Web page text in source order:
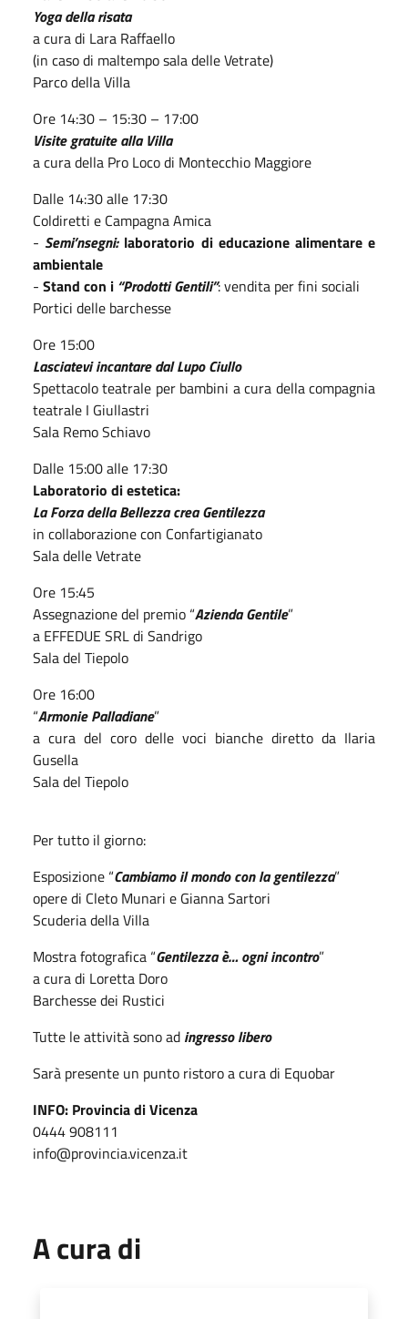
Yoga della risata
a cura di Lara Raffaello
(in caso di maltempo sala delle Vetrate)
Parco della Villa
Ore 14:30 – 15:30 – 17:00
Visite gratuite alla Villa
a cura della Pro Loco di Montecchio Maggiore
Dalle 14:30 alle 17:30
Coldiretti e Campagna Amica
- Semi’nsegni: laboratorio di educazione alimentare e
ambientale
- Stand con i “Prodotti Gentili”: vendita per fini sociali
Portici delle barchesse
Ore 15:00
Lasciatevi incantare dal Lupo Ciullo
Spettacolo teatrale per bambini a cura della compagnia
teatrale I Giullastri
Sala Remo Schiavo
Dalle 15:00 alle 17:30
Laboratorio di estetica:
La Forza della Bellezza crea Gentilezza
in collaborazione con Confartigianato
Sala delle Vetrate
Ore 15:45
Assegnazione del premio “Azienda Gentile”
a EFFEDUE SRL di Sandrigo
Sala del Tiepolo
Ore 16:00
“Armonie Palladiane”
a cura del coro delle voci bianche diretto da Ilaria
Gusella
Sala del Tiepolo
Per tutto il giorno:
Esposizione “Cambiamo il mondo con la gentilezza”
opere di Cleto Munari e Gianna Sartori
Scuderia della Villa
Mostra fotografica “Gentilezza è… ogni incontro”
a cura di Loretta Doro
Barchesse dei Rustici
Tutte le attività sono ad ingresso libero
Sarà presente un punto ristoro a cura di Equobar
INFO: Provincia di Vicenza
0444 908111
info@provincia.vicenza.it
A cura di